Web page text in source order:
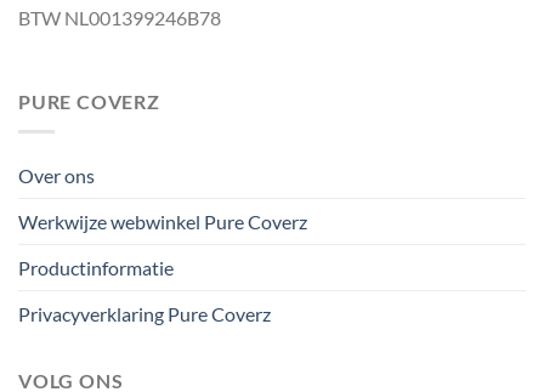
BTW NL001399246B78
PURE COVERZ
Over ons
Werkwijze webwinkel Pure Coverz
Productinformatie
Privacyverklaring Pure Coverz
VOLG ONS